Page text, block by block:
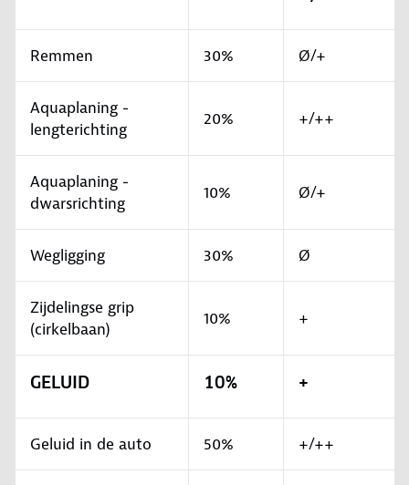
Remmen 30% Ø/+
Aquaplaning -
lengterichting
20% +/++
Aquaplaning -
dwarsrichting
10% Ø/+
Wegligging 30% Ø
Zijdelingse grip
(cirkelbaan)
10% +
GELUID 10% +
Geluid in de auto 50% +/++